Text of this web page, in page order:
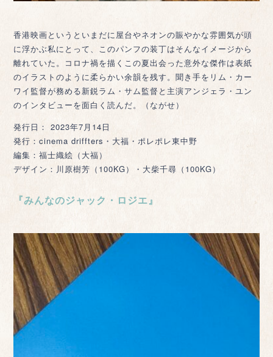
香港映画というといまだに屋台やネオンの賑やかな雰囲気が頭
に浮かぶ私にとって、このパンフの装丁はそんなイメージから
離れていた。コロナ禍を描くこの夏出会った意外な傑作は表紙
のイラストのように柔らかい余韻を残す。聞き手をリム・カー
ワイ監督が務める新鋭ラム・サム監督と主演アンジェラ・ユン
のインタビューを面白く読んだ。（ながせ）
発行日： 2023年7月14日
発行：cinema driffters・大福・ポレポレ東中野
編集：福士織絵（大福）
デザイン：川原樹芳（100KG）・大柴千尋（100KG）
『みんなのジャック・ロジエ』